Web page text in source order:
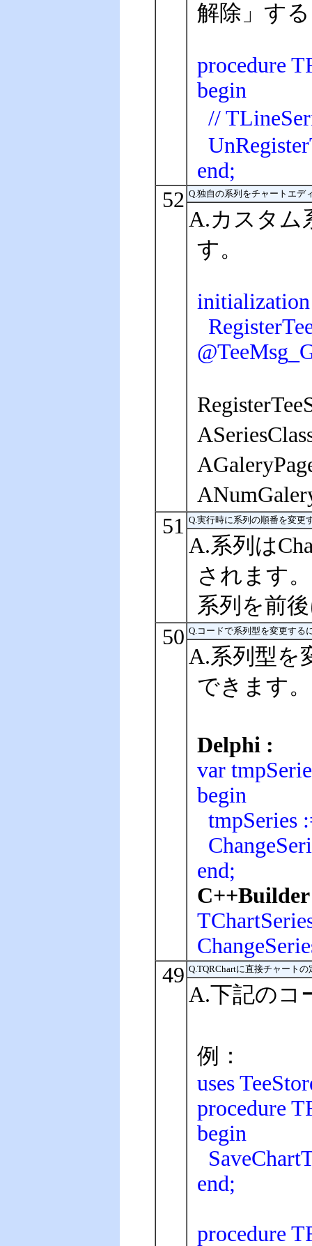
解除」す
procedure
begin
//
end;
52 Q.独自の系列をチャートエデ
A.カスタム
す。
initialization
51 Q.実行時に系列の順番を変更
A.系列は
されます
系列を前
50 Q.コードで系列型を変更する
A.系列型を
できます
Delphi :
var
begin
tmpSeries
end;
49 Q.TQRChartに直接チャート
A.下記のコ
例：
uses
procedure
begin
end;
procedure